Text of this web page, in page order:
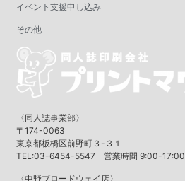
イベント支援申し込み
その他
〈同人誌事業部〉
〒174-0063
東京都板橋区前野町３-３１
TEL:03-6454-5547 営業時間 9:00-17:00
〈中野ブロードウェイ店〉